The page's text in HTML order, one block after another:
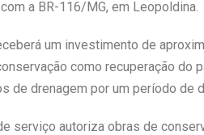
a BR-116/MG, em Leopoldina.
um investimento de
como recuperação
de drenagem por um período de
serviço autoriza obras de